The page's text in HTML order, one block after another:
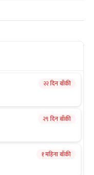
२२ दिन बाँकी
२९ दिन बाँकी
१ महिना बाँकी